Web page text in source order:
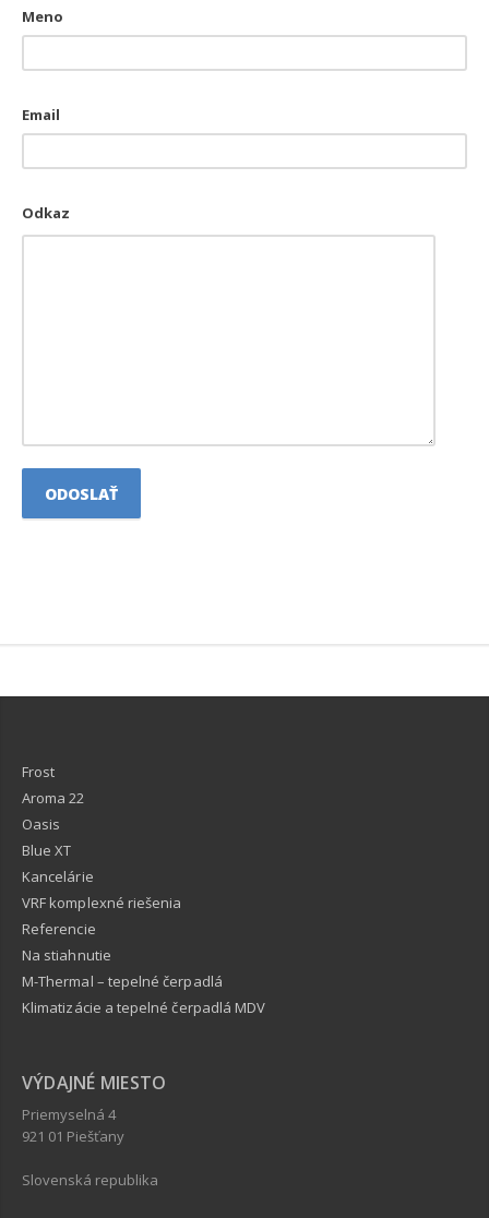
Meno
Email
Odkaz
Frost
Aroma 22
Oasis
Blue XT
Kancelárie
VRF komplexné riešenia
Referencie
Na stiahnutie
M-Thermal – tepelné čerpadlá
Klimatizácie a tepelné čerpadlá MDV
VÝDAJNÉ MIESTO
Priemyselná 4
921 01 Piešťany
Slovenská republika